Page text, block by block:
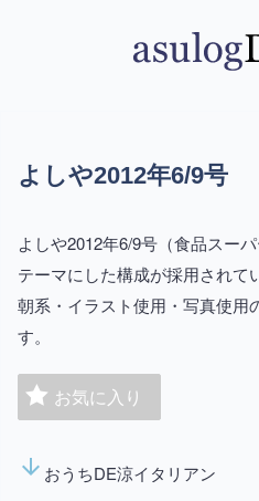
よしや2012年6/9号
よしや2012年6/9号（食品スー
テーマにした構成が採用されて
朝系・イラスト使用・写真使用
す。
お気に入り
arrow_downward おうちDE涼イタリアン